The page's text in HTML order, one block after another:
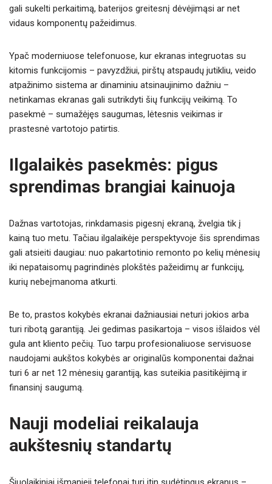
gali sukelti perkaitimą, baterijos greitesnį dėvėjimąsi ar net
vidaus komponentų pažeidimus.
Ypač moderniuose telefonuose, kur ekranas integruotas su
kitomis funkcijomis – pavyzdžiui, pirštų atspaudų jutikliu, veido
atpažinimo sistema ar dinaminiu atsinaujinimo dažniu –
netinkamas ekranas gali sutrikdyti šių funkcijų veikimą. To
pasekmė – sumažėjęs saugumas, lėtesnis veikimas ir
prastesnė vartotojo patirtis.
Ilgalaikės pasekmės: pigus
sprendimas brangiai kainuoja
Dažnas vartotojas, rinkdamasis pigesnį ekraną, žvelgia tik į
kainą tuo metu. Tačiau ilgalaikėje perspektyvoje šis sprendimas
gali atsieiti daugiau: nuo pakartotinio remonto po kelių mėnesių
iki nepataisomų pagrindinės plokštės pažeidimų ar funkcijų,
kurių nebeįmanoma atkurti.
Be to, prastos kokybės ekranai dažniausiai neturi jokios arba
turi ribotą garantiją. Jei gedimas pasikartoja – visos išlaidos vėl
gula ant kliento pečių. Tuo tarpu profesionaliuose servisuose
naudojami aukštos kokybės ar originalūs komponentai dažnai
turi 6 ar net 12 mėnesių garantiją, kas suteikia pasitikėjimą ir
finansinį saugumą.
Nauji modeliai reikalauja
aukštesnių standartų